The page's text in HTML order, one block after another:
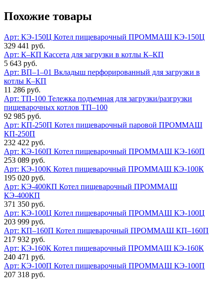
Похожие товары
Арт: КЭ-150Ц Котел пищеварочный ПРОММАШ КЭ-150Ц
329 441 руб.
Арт: К–КП Кассета для загрузки в котлы К–КП
5 643 руб.
Арт: ВП–1–01 Вкладыш перфорированный для загрузки в
котлы К–КП
11 286 руб.
Арт: ТП-100 Тележка подъемная для загрузки/разгрузки
пищеварочных котлов ТП–100
92 985 руб.
Арт: КП-250П Котел пищеварочный паровой ПРОММАШ
КП-250П
232 422 руб.
Арт: КЭ-160П Котел пищеварочный ПРОММАШ КЭ-160П
253 089 руб.
Арт: КЭ-100К Котел пищеварочный ПРОММАШ КЭ-100К
195 020 руб.
Арт: КЭ-400КП Котел пищеварочный ПРОММАШ
КЭ-400КП
371 350 руб.
Арт: КЭ-100Ц Котел пищеварочный ПРОММАШ КЭ-100Ц
203 999 руб.
Арт: КП–160П Котел пищеварочный ПРОММАШ КП–160П
217 932 руб.
Арт: КЭ-160К Котел пищеварочный ПРОММАШ КЭ-160К
240 471 руб.
Арт: КЭ-100П Котел пищеварочный ПРОММАШ КЭ-100П
207 318 руб.